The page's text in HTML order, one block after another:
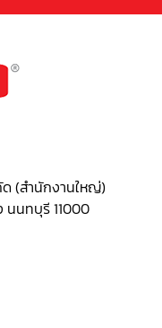
ด (สำนักงานใหญ่)
นนทบุรี 11000